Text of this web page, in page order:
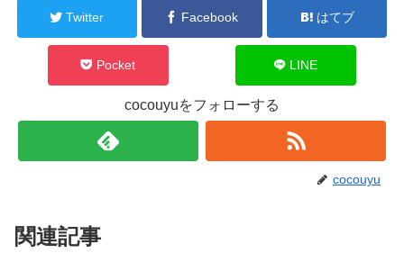
Twitter Facebook はてブ
Pocket LINE
cocouyuをフォローする
cocouyu
関連記事